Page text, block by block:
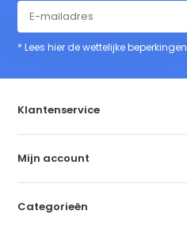
* Lees hier de wettelijke beperkingen
Klantenservice
Mijn account
Categorieën